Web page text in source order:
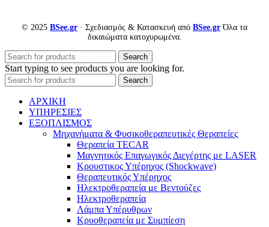
© 2025 BSee.gr · Σχεδιασμός & Κατασκευή από BSee.gr Όλα τα
δικαιώματα κατοχυρωμένα.
Search
Start typing to see products you are looking for.
Search
ΑΡΧΙΚΗ
ΥΠΗΡΕΣΙΕΣ
ΕΞΟΠΛΙΣΜΟΣ
Μηχανήματα & Φυσικοθεραπευτικές Θεραπείες
Θεραπεία TECAR
Μαγνητικός Επαγωγικός Διεγέρτης με LASER
Κρουστικος Υπέρηχος (Shockwave)
Θεραπευτικός Υπέρηχος
Ηλεκτροθεραπεία με Βεντούζες
Ηλεκτροθεραπεία
Λάμπα Υπέρυθρων
Κρυοθεραπεία με Συμπίεση